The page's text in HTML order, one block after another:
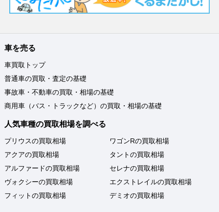
車を売る
車買取トップ
普通車の買取・査定の基礎
事故車・不動車の買取・相場の基礎
商用車（バス・トラックなど）の買取・相場の基礎
人気車種の買取相場を調べる
プリウスの買取相場
アクアの買取相場
アルファードの買取相場
ヴォクシーの買取相場
フィットの買取相場
ワゴンRの買取相場
タントの買取相場
セレナの買取相場
エクストレイルの買取相場
デミオの買取相場